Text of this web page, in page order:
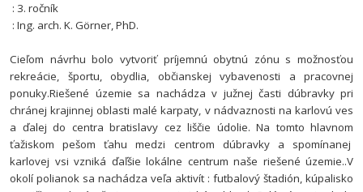
: 3. ročník
: Ing. arch. K. Görner, PhD.
Cieľom návrhu bolo vytvoriť príjemnú obytnú zónu s možnosťou
rekreácie, športu, obydlia, občianskej vybavenosti a pracovnej
ponuky.Riešené územie sa nachádza v južnej časti dúbravky pri
chránej krajinnej oblasti malé karpaty, v nádvaznosti na karlovú ves
a ďalej do centra bratislavy cez liščie údolie. Na tomto hlavnom
ťažiskom pešom ťahu medzi centrom dúbravky a spomínanej
karlovej vsi vzniká ďaľšie lokálne centrum naše riešené územie..V
okolí polianok sa nachádza veľa aktivít : futbalový štadión, kúpalisko